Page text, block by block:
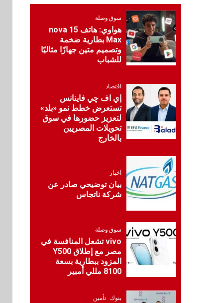
الأعلى يوقّع بروتوكول
تعاون مع البريد لتقديم
خدمة الإعلان
الإلكتروني المسجل
7
اخبار
التدريب الرسمية
لكاسبرسكي
8 بنوك
اليومي
اخبار سيارات
شبكة لشحن المركبات
الكهربائية في مصر
10 بنوك
السُلمي رئيسًا تنفيذيًا
سوق وصلة
هواوي: هاتف nova 15
Max بطارية ضخمة
وتصميم متين جهازًا مثاليًا
للشباب
اقتصاد
إي اف چي فاينانس
تستعرض خطط نمو «بلد»
لتعزيز حضورها في سوق
تحويلات المصريين
بالخارج
اخبار
بيان توضيحي صادر عن
شركة ناتجاس
سوق وصلة
vivo تشعل المنافسة في
مصر مع إطلاق Y500
المزود ببطارية بسعة
8100 مللي أمبير
بنوك تأمين